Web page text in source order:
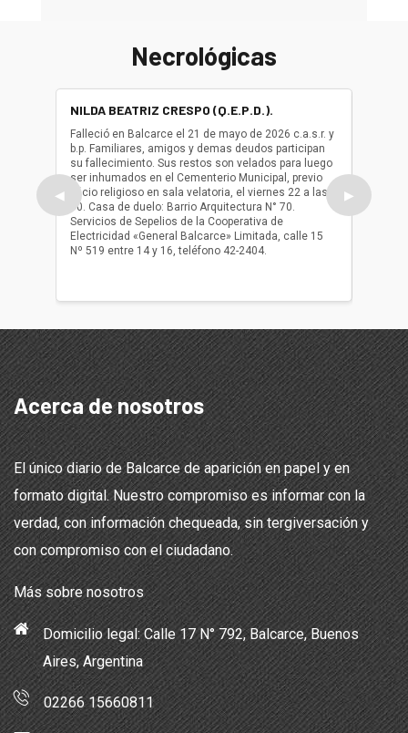
Necrológicas
◀
NILDA BEATRIZ CRESPO (Q.E.P.D.).
Falleció en Balcarce el 21 de mayo de 2026 c.a.s.r. y
b.p. Familiares, amigos y demas deudos participan
su fallecimiento. Sus restos son velados para luego
ser inhumados en el Cementerio Municipal, previo
oficio religioso en sala velatoria, el viernes 22 a las
10. Casa de duelo: Barrio Arquitectura N° 70.
Servicios de Sepelios de la Cooperativa de
Electricidad «General Balcarce» Limitada, calle 15
Nº 519 entre 14 y 16, teléfono 42-2404.
ser
oficio
▶
Acerca de nosotros
El único diario de Balcarce de aparición en papel y en
formato digital. Nuestro compromiso es informar con la
verdad, con información chequeada, sin tergiversación y
con compromiso con el ciudadano.
Más sobre nosotros
Domicilio legal: Calle 17 N° 792, Balcarce, Buenos
Aires, Argentina
02266 15660811